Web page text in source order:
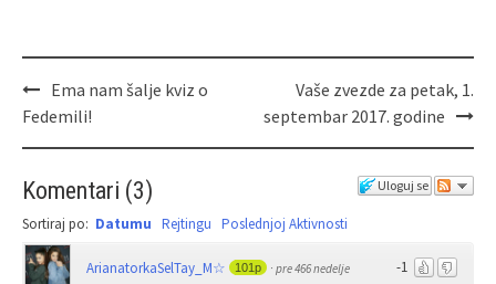
Ema nam šalje kviz o
Fedemili!
Vaše zvezde za petak, 1.
septembar 2017. godine
Uloguj se
Komentari (3)
Sortiraj po: Datumu Rejtingu Poslednjoj Aktivnosti
-1
ArianatorkaSelTay_M☆ 101p · pre 466 nedelje